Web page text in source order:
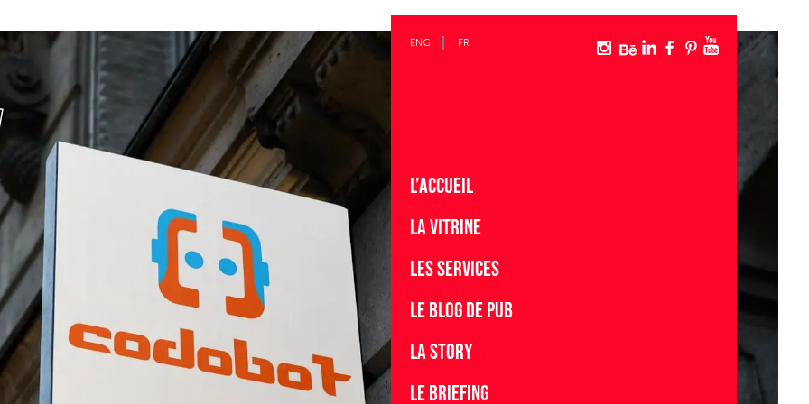
ENG FR
L’accueil
La vitrine
Les services
Le blog de pub
La story
Le Briefing